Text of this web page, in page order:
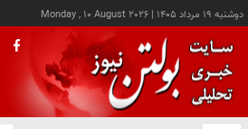
دوشنبه ۱۹ مرداد ۱۴۰۵ |
Monday , 10 August 2026